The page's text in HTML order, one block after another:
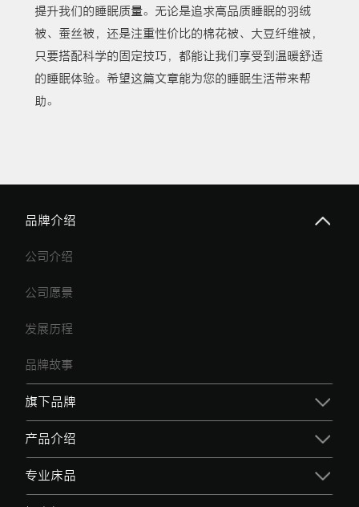
提升我们的睡眠质量。无论是追求高品质睡眠的羽绒
被、蚕丝被，还是注重性价比的棉花被、大豆纤维被，
只要搭配科学的固定技巧，都能让我们享受到温暖舒适
的睡眠体验。希望这篇文章能为您的睡眠生活带来帮
助。
品牌介绍
公司介绍
公司愿景
发展历程
品牌故事
旗下品牌
产品介绍
专业床品